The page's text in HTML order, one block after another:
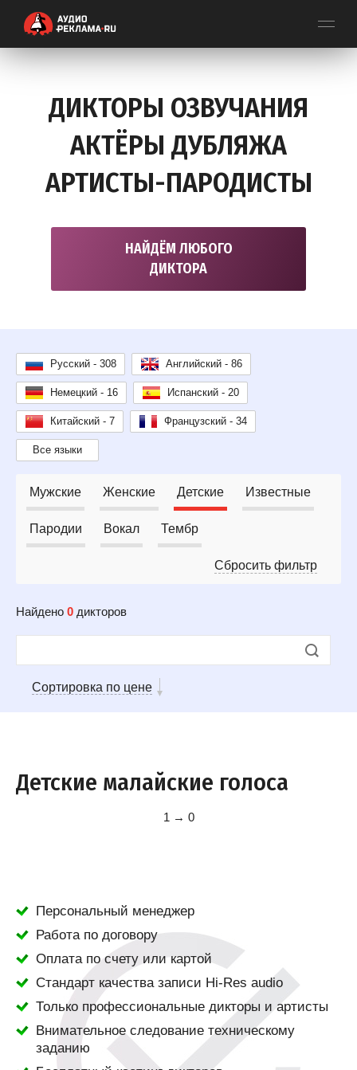
ДИКТОРЫ ОЗВУЧАНИЯ
АКТЁРЫ ДУБЛЯЖА
АРТИСТЫ-ПАРОДИСТЫ
НАЙДЁМ ЛЮБОГО
ДИКТОРА
Русский - 308 Английский - 86
Немецкий - 16 Испанский - 20
Китайский - 7 Французский - 34
Все языки
Мужские Женские Детские Известные
Пародии Вокал Тембр
Сбросить фильтр
Найдено 0 дикторов
Сортировка по цене
Детские малайские голоса
1 → 0
Персональный менеджер
Работа по договору
Оплата по счету или картой
Стандарт качества записи Hi-Res audio
Только профессиональные дикторы и артисты
Внимательное следование техническому
заданию